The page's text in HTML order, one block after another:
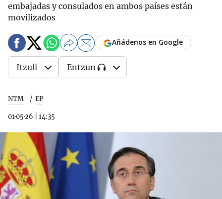
embajadas y consulados en ambos países están
movilizados
NTM EP
01·05·26 14:35
Añádenos en Google
Itzuli Entzun